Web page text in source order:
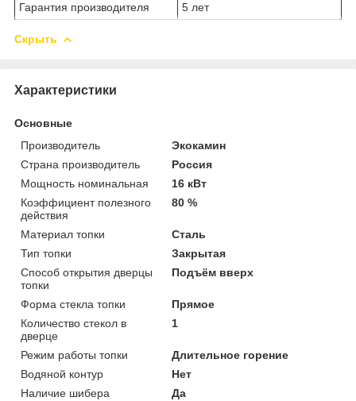
Гарантия производителя 5 лет
Скрыть
Характеристики
Основные
Производитель
Экокамин
Страна производитель
Россия
Мощность номинальная
16 кВт
Коэффициент полезного
действия
80 %
Материал топки
Сталь
Тип топки
Закрытая
Способ открытия дверцы
топки
Подъём вверх
Форма стекла топки
Прямое
Количество стекол в
дверце
1
Режим работы топки
Длительное горение
Водяной контур
Нет
Наличие шибера
Да